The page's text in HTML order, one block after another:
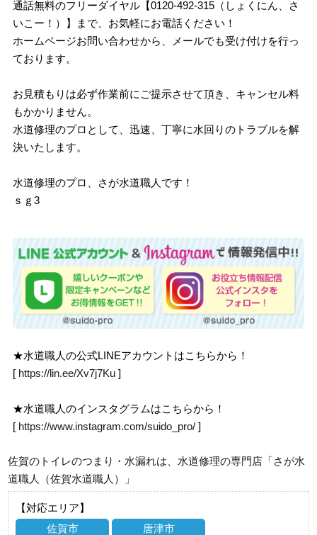
通話無料のフリーダイヤル【0120-492-315（しょくにん、さ
いこー！）】まで、お気軽にお電話ください！
ホームページお問い合わせから、メールでも受け付けを行っ
ております。
お見積もりは必ず作業前にご提示させて頂き、キャンセル料
もかかりません。
水道修理のプロとして、迅速、丁寧に水回りのトラブルを解
決いたします。
水道修理のプロ、さが水道職人です！
ｓｇ3
★水道職人の公式LINEアカウントはこちらから！
[ https://lin.ee/Xv7j7Ku ]
★水道職人のインスタグラムはこちらから！
[ https://www.instagram.com/suido_pro/ ]
佐賀のトイレのつまり・水漏れは、水道修理の専門店「さが水
道職人（佐賀水道職人）」
【対応エリア】
佐賀市
唐津市